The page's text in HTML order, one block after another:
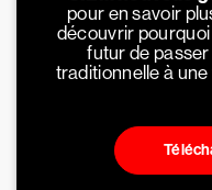
pour en savoir
découvrir
futur de
traditionnelle à